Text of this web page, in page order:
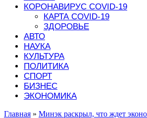
КОРОНАВИРУС COVID-19
КАРТА COVID-19
ЗДОРОВЬЕ
АВТО
НАУКА
КУЛЬТУРА
ПОЛИТИКА
СПОРТ
БИЗНЕС
ЭКОНОМИКА
Главная » Минэк раскрыл, что ждет